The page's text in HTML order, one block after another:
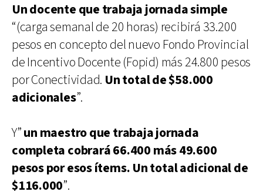
Un docente que trabaja jornada simple
“(carga semanal de 20 horas) recibirá 33.200
pesos en concepto del nuevo Fondo Provincial
de Incentivo Docente (Fopid) más 24.800 pesos
por Conectividad. Un total de $58.000
adicionales”.
Y”un maestro que trabaja jornada
completa cobrará 66.400 más 49.600
pesos por esos ítems. Un total adicional de
$116.000”.